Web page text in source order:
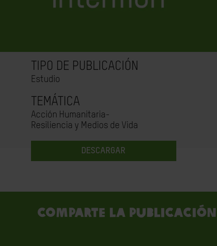
TIPO DE PUBLICACIÓN
Estudio
TEMÁTICA
Acción Humanitaria-
Resiliencia y Medios de Vida
DESCARGAR
Comparte la publicación